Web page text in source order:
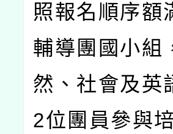
照報名順序額
輔導團國小組
然、社會及英
2位團員參與